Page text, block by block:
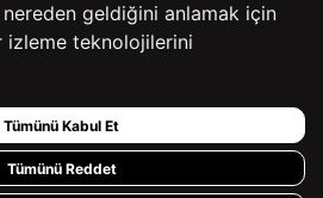
geldiğini anlamak için
teknolojilerini
Tümünü Kabul Et
Tümünü Reddet